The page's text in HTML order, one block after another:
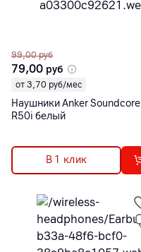
99,00 руб
79,00 руб
от 3,70 руб/мес
Наушники Anker Soundcore
R50i белый
В 1 клик